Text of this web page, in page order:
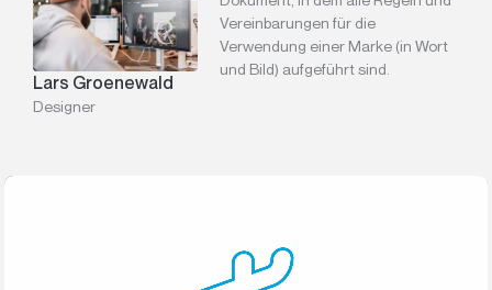
Lars Groenewald
Designer
Vereinbarungen für die
Verwendung einer Marke (in Wort
und Bild) aufgeführtsind.